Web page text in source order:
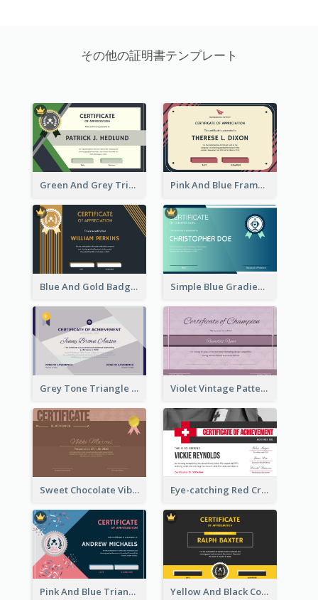
その他の証明書テンプレート
Green And Grey Triangles With Badge Certificate Pink And Blue Frame Company Certificate
Blue And Gold Badge Appreciation Certificate Simple Blue Gradient Certificate
Grey Tone Triangle Design of Certificate For Achievement Violet Vintage Pattern Certificate Design For Winners
Sweet Chocolate Vibe With Gold Badge Simple Certificate Design Eye-catching Red Cross Certificate Design Template
Pink And Blue Triangles Confetti Celebration Certificate Yellow And Black Contrast Simple Certificate